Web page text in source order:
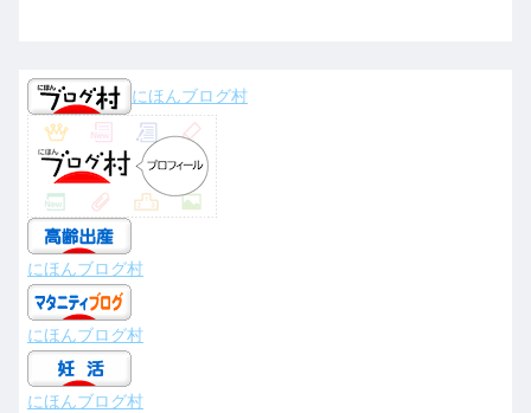
にほんブログ村
にほんブログ村
にほんブログ村
にほんブログ村